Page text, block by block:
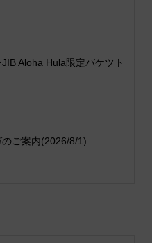
Aloha Hula限定バケツト
ご案内(2026/8/1)